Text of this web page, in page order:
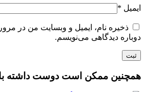
ایمیل *
ذخیره نام، ایمیل و وبسایت من در
دوباره دیدگاهی می‌نویسم.
همچنین ممکن است دوست داشته